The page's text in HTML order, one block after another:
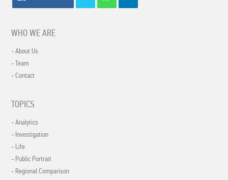
WHO WE ARE
- About Us
- Team
- Contact
TOPICS
- Analytics
- Investigation
- Life
- Public Portrait
- Regional Comparison